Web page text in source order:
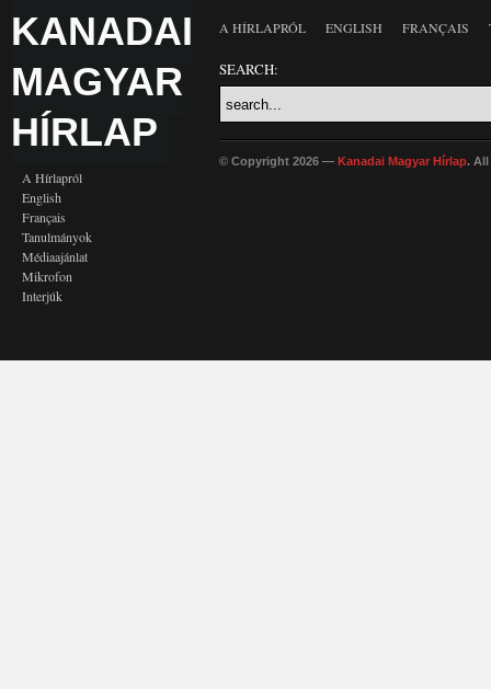
KANADAI
MAGYAR
HÍRLAP
A Hírlapról
English
Français
Tanulmányok
Médiaajánlat
Mikrofon
Interjúk
A HÍRLAPRÓL ENGLISH FRANÇAIS
SEARCH:
© Copyright 2026 — Kanadai Magyar Hírlap. All